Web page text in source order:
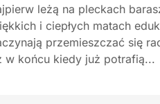
leżą na pleckach
i ciepłych matach
przemieszczać się
w końcu kiedy już potrafią...